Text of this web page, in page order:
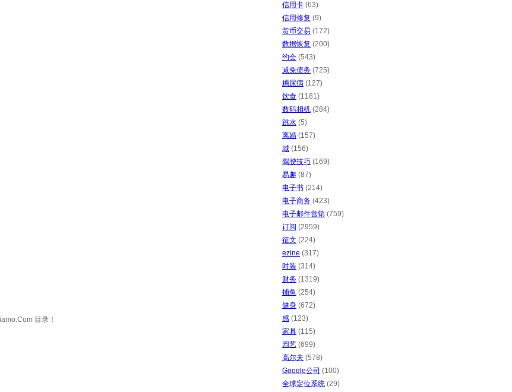
目录！
信用卡 (63)
信用修复 (9)
货币交易 (172)
数据恢复 (200)
约会 (543)
减免债务 (725)
糖尿病 (127)
饮食 (1181)
数码相机 (284)
跳水 (5)
离婚 (157)
域 (156)
驾驶技巧 (169)
易趣 (87)
电子书 (214)
电子商务 (423)
电子邮件营销 (759)
订阅 (2959)
征文 (224)
ezine (317)
时装 (314)
财务 (1319)
捕鱼 (254)
健身 (672)
感 (123)
家具 (115)
园艺 (699)
高尔夫 (578)
Google公司 (100)
全球定位系统 (29)